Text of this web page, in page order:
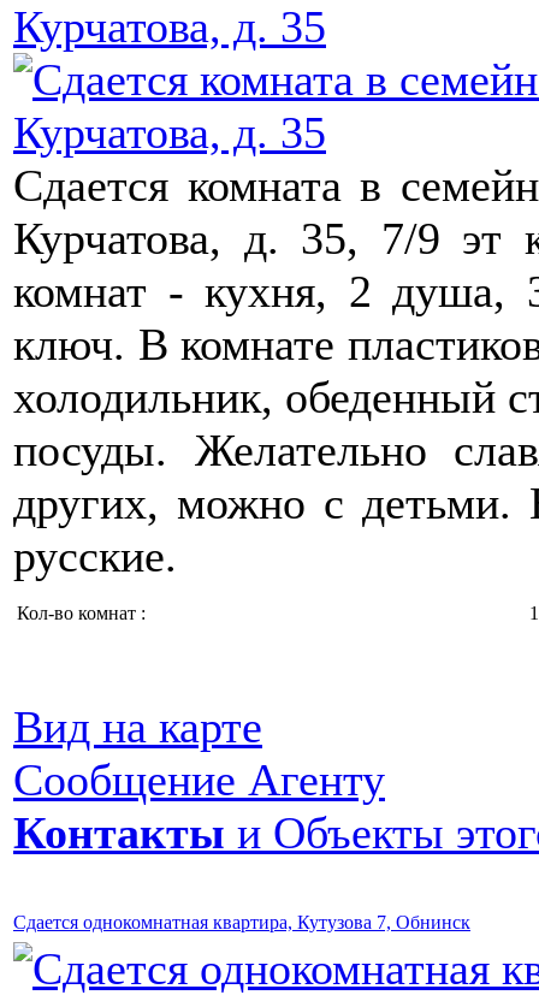
Сдается комната в
Курчатова, д. 35, 7/9 эт
комнат - кухня, 2 душа,
ключ. В комнате
холодильник, обеденный
посуды. Желательно
других, можно с детьми.
русские.
Кол-во комнат : 1
Вид на карте
Сообщение Агенту
Контакты и Объекты
Сдается однокомнатная квартира, Кутузова 7, Обнинск